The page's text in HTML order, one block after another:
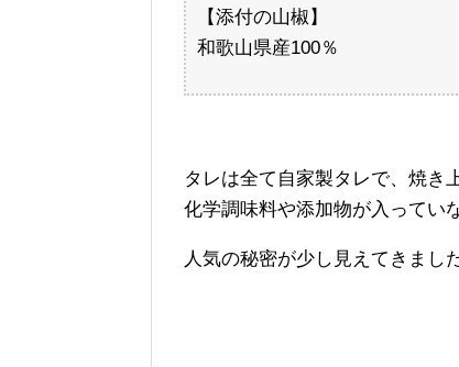
【添付の山椒】
和歌山県産100％
タレは全て自家製タレで、焼き
化学調味料や添加物が入ってい
人気の秘密が少し見えてきまし